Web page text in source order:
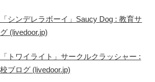
シンデレラボーイ」Saucy Dog : 教育サ
(livedoor.jp)
トワイライト」サークルクラッシャー :
ブログ (livedoor.jp)